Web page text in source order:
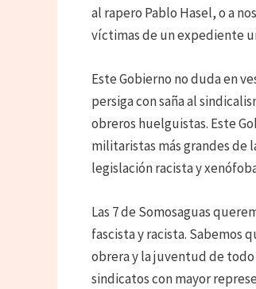
al rapero Pablo Hasel, o a
víctimas de un expediente
Este Gobierno no duda en
persiga con saña al
obreros huelguistas. Este
militaristas más grandes de
legislación racista y
Las 7 de Somosaguas
fascista y racista. Sabemos
obrera y la juventud de todo
sindicatos con mayor